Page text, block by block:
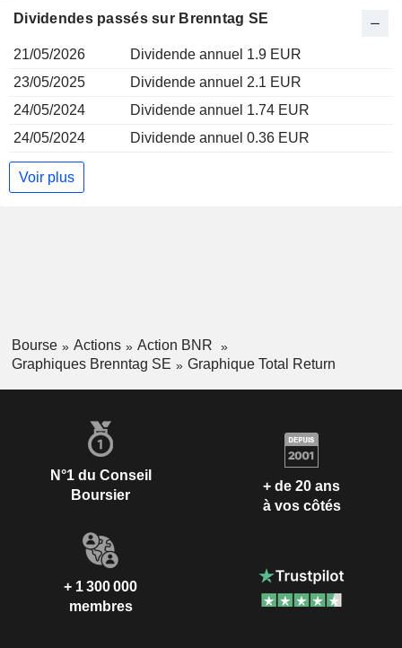
Dividendes passés sur Brenntag SE
21/05/2026
Dividende annuel 1.9 EUR
23/05/2025
Dividende annuel 2.1 EUR
24/05/2024
Dividende annuel 1.74 EUR
24/05/2024
Dividende annuel 0.36 EUR
Voir plus
Bourse Actions
Action BNR
Graphiques Brenntag SE
Graphique Total Return
N°1 du Conseil
Boursier
+ de 20 ans
à vos côtés
+ 1 300 000
membres